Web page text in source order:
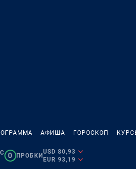
АФИША ГОРОСКОП
0 ПРОБКИ
USD 80,93
EUR 93,19